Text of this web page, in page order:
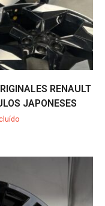
RENAULT
JAPONESES